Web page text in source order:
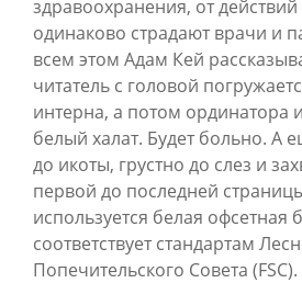
здравоохранения, от
одинаково страдают врачи и
всем этом Адам Кей
читатель с головой
интерна, а потом ординатора
белый халат. Будет больно. А
до икоты, грустно до слез и
первой до последней
используется белая офсетная
соответствует стандартам
Попечительского Совета (FSC).